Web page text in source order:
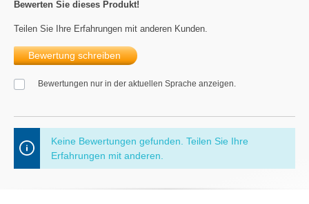
Bewerten Sie dieses Produkt!
Teilen Sie Ihre Erfahrungen mit anderen Kunden.
Bewertung schreiben
Bewertungen nur in der aktuellen Sprache anzeigen.
Keine Bewertungen gefunden. Teilen Sie Ihre
Erfahrungen mit anderen.